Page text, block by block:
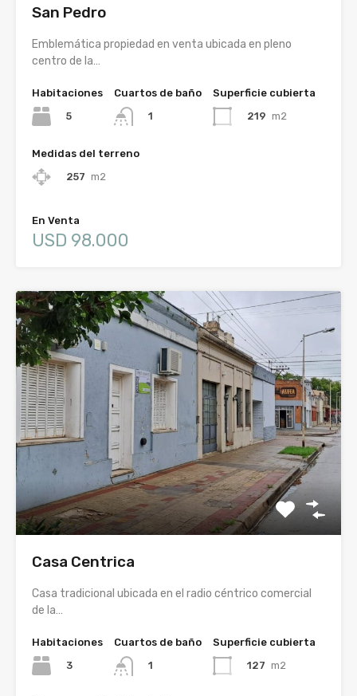
San Pedro
Emblemática propiedad en venta ubicada en pleno
centro de la…
Habitaciones
5
Cuartos de baño
1
Superficie cubierta
219 m2
Medidas del terreno
257 m2
En Venta
USD 98.000
Casa Centrica
Casa tradicional ubicada en el radio céntrico comercial
de la…
Habitaciones
3
Cuartos de baño
1
Superficie cubierta
127 m2